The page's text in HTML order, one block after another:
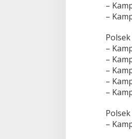
–
–
–
–
–
–
–
–